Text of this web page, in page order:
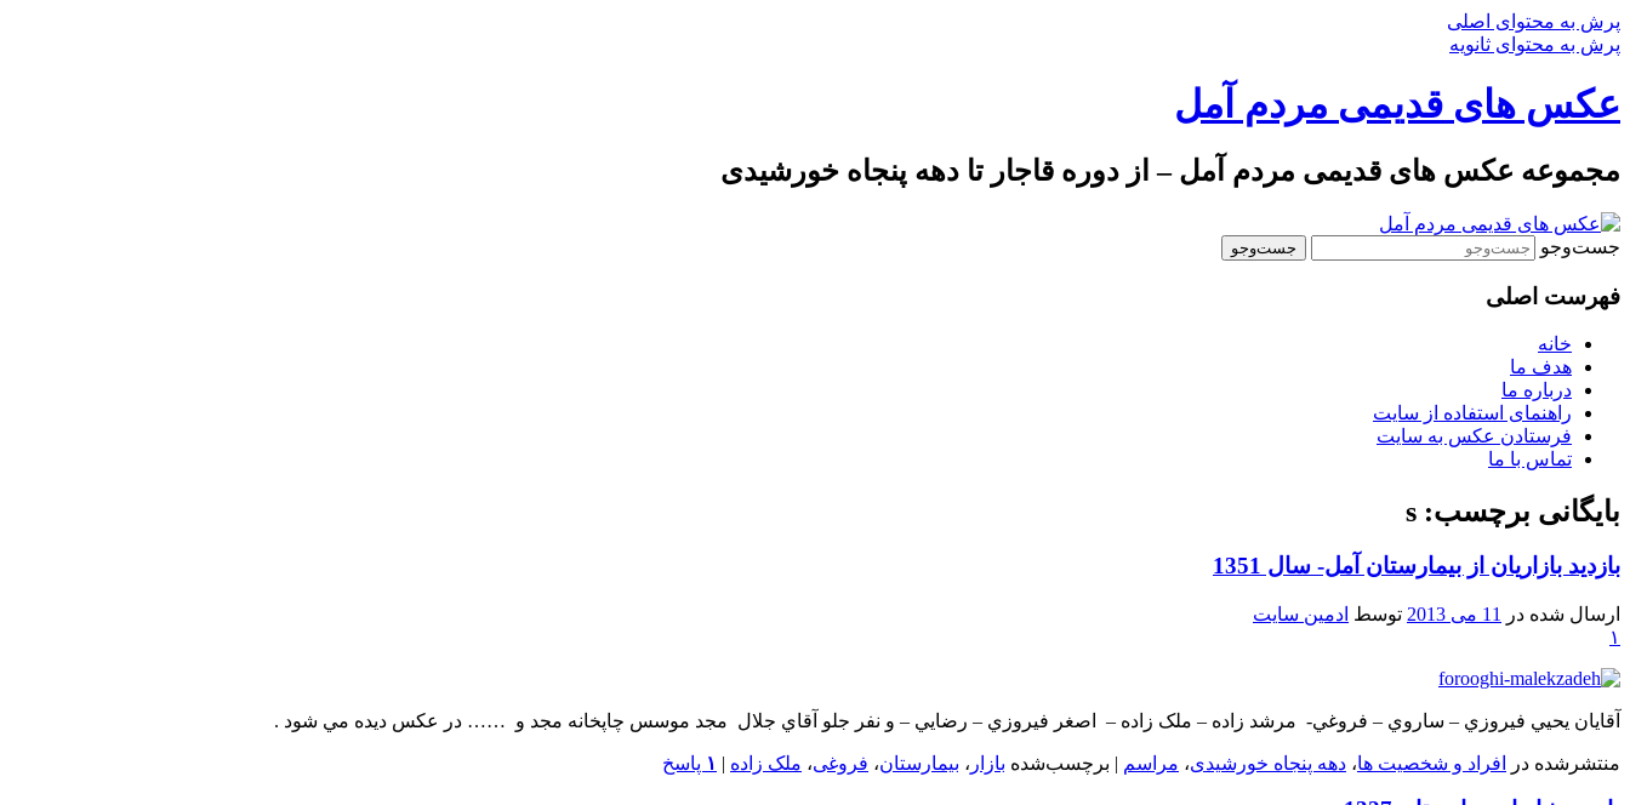
پرش به محتوای اصلی
پرش به محتوای ثانویه
عکس های قدیمی مردم آمل
مجموعه عکس های قدیمی مردم آمل – از دوره قاجار تا دهه پنجاه خورشیدی
جست‌وجو
فهرست اصلی
خانه
هدف ما
درباره ما
راهنمای استفاده از سایت
فرستادن عکس به سایت
تماس با ما
بایگانی برچسب: s
بازدید بازاریان از بیمارستان آمل- سال 1351
ارسال شده در 11 می 2013 توسط ادمین سایت
۱
آقايان يحيي فيروزي – ساروي – فروغي- مرشد زاده – ملک زاده – اصغر فيروزي – رضايي – و نفر جلو آقاي جلال مجد موسس چاپخانه مجد و …… در عکس ديده مي شود .
منتشرشده در افراد و شخصیت ها، دهه پنجاه خورشیدی، مراسم | برچسب‌شده بازار ، بیمارستان، فروغی، ملک زاده | ۱ پاسخ